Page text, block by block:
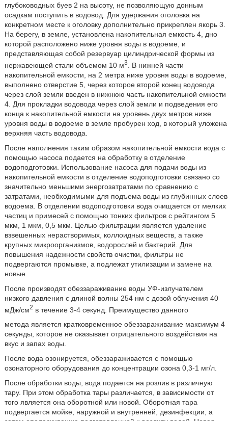
глубоководных буев 2 на высоту, не позволяющую донным
осадкам поступить в водовод. Для удержания оголовка на
конкретном месте к оголовку дополнительно прикреплен якорь 3.
На берегу, в земле, установлена накопительная емкость 4, дно
которой расположено ниже уровня воды в водоеме, и
представляющая собой резервуар цилиндрической формы из
нержавеющей стали объемом 10 м3
. В нижней части
накопительной емкости, на 2 метра ниже уровня воды в водоеме,
выполнено отверстие 5, через которое второй конец водовода
через слой земли введен в нижнюю часть накопительной емкости
4. Для прокладки водовода через слой земли и подведения его
конца к накопительной емкости на уровень двух метров ниже
уровня воды в водоеме в земле пробурен ход, в который уложена
верхняя часть водовода.
После наполнения таким образом накопительной емкости вода с
помощью насоса подается на обработку в отделение
водоподготовки. Использование насоса для подачи воды из
накопительной емкости в отделение водоподготовки связано со
значительно меньшими энергозатратами по сравнению с
затратами, необходимыми для подъема воды из глубинных слоев
водоема. В отделении водоподготовки вода очищается от мелких
частиц и примесей с помощью тонких фильтров с рейтингом 5
мкм, 1 мкм, 0,5 мкм. Целью фильтрации является удаление
взвешенных нерастворимых, коллоидных веществ, а также
крупных микроорганизмов, водорослей и бактерий. Для
повышения надежности свойств очистки, фильтры не
подвергаются промывке, а подлежат утилизации и замене на
новые.
После производят обеззараживание воды УФ-излучателем
низкого давления с длиной волны 254 нм с дозой облучения 40
мДж/см2 в течение 3-4 секунд. Преимущество данного
метода является кратковременное обеззараживание максимум 4
секунды, которое не оказывает отрицательного воздействия на
вкус и запах воды.
После вода озонируется, обеззараживается с помощью
озонаторного оборудования до концентрации озона 0,3-1 мг/л.
После обработки воды, вода подается на розлив в различную
тару. При этом обработка тары различается, в зависимости от
того является она оборотной или новой. Оборотная тара
подвергается мойке, наружной и внутренней, дезинфекции, а